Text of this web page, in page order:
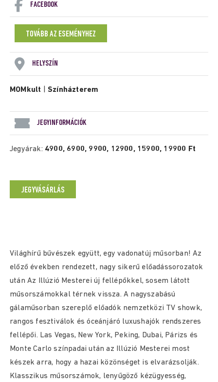
FACEBOOK
TOVÁBB AZ ESEMÉNYHEZ
HELYSZÍN
MOMkult |Színházterem
JEGYINFORMÁCIÓK
Jegyárak: 4900, 6900, 9900, 12900, 15900, 19900 Ft
JEGYVÁSÁRLÁS
Világhírű bűvészek együtt, egy vadonatúj műsorban! Az
előző években rendezett, nagy sikerű előadássorozatok
után Az Illúzió Mesterei új fellépőkkel, sosem látott
műsorszámokkal térnek vissza. A nagyszabású
gálaműsorban szereplő előadók nemzetközi TV showk,
rangos fesztiválok és óceánjáró luxushajók rendszeres
fellépői. Las Vegas, New York, Peking, Dubai, Párizs és
Monte Carlo színpadai után az Illúzió Mesterei most
készek arra, hogy a hazai közönséget is elvarázsolják.
Klasszikus műsorszámok, lenyűgöző kézügyesség,